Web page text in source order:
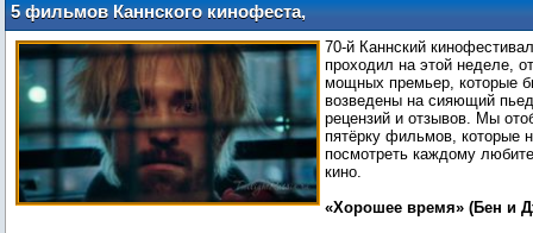
5 фильмов Каннского кинофеста,
которые стоит посмотреть
70-й Каннский
проходил на этой неделе,
мощных премьер, которые
возведены на сияющий
рецензий и отзывов. Мы
пятёрку фильмов, которые
посмотреть каждому
кино.
«Хорошее время» (Бен и